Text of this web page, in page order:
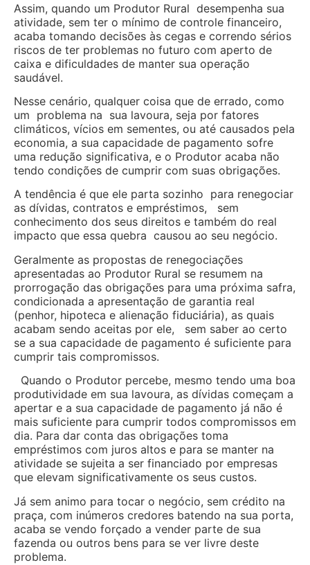
Assim, quando um Produtor Rural desempenha sua
atividade, sem ter o mínimo de controle financeiro,
acaba tomando decisões às cegas e correndo sérios
riscos de ter problemas no futuro com aperto de
caixa e dificuldades de manter sua operação
saudável.
Nesse cenário, qualquer coisa que de errado, como
um problema na sua lavoura, seja por fatores
climáticos, vícios em sementes, ou até causados pela
economia, a sua capacidade de pagamento sofre
uma redução significativa, e o Produtor acaba não
tendo condições de cumprir com suas obrigações.
A tendência é que ele parta sozinho para renegociar
as dívidas, contratos e empréstimos, sem
conhecimento dos seus direitos e também do real
impacto que essa quebra causou ao seu negócio.
Geralmente as propostas de renegociações
apresentadas ao Produtor Rural se resumem na
prorrogação das obrigações para uma próxima safra,
condicionada a apresentação de garantia real
(penhor, hipoteca e alienação fiduciária), as quais
acabam sendo aceitas por ele, sem saber ao certo
se a sua capacidade de pagamento é suficiente para
cumprir tais compromissos.
Quando o Produtor percebe, mesmo tendo uma boa
produtividade em sua lavoura, as dívidas começam a
apertar e a sua capacidade de pagamento já não é
mais suficiente para cumprir todos compromissos em
dia. Para dar conta das obrigações toma
empréstimos com juros altos e para se manter na
atividade se sujeita a ser financiado por empresas
que elevam significativamente os seus custos.
Já sem animo para tocar o negócio, sem crédito na
praça, com inúmeros credores batendo na sua porta,
acaba se vendo forçado a vender parte de sua
fazenda ou outros bens para se ver livre deste
problema.